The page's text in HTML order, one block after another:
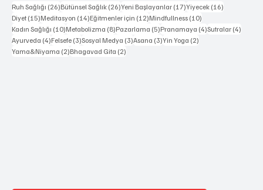
Ruh Sağlığı (26)26 yazı
Bütünsel Sağlık (26)26 yazı
Yeni Başlayanlar (17)17 yazı
Yiyecek (16)
Diyet (15)15 yazı
Meditasyon (14)14 yazı
Eğitmenler için (12)12 yazı
Mindfullness (10)
Kadın Sağlığı (10)10 yazı
Metabolizma (8)8 yazı
Pazarlama (5)5 yazı
Pranamaya (4)4 yazı
Sutralar (4)
Ayurveda (4)4 yazı
Felsefe (3)3 yazı
Sosyal Medya (3)3 yazı
Asana (3)3 yazı
Yin Yoga (2)
Yama&Niyama (2)2 yazı
Bhagavad Gita (2)